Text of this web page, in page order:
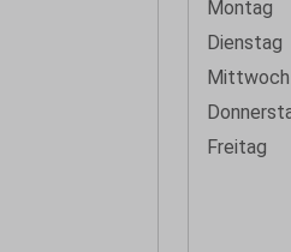
Montag
Dienstag
Mittwoch
Freitag